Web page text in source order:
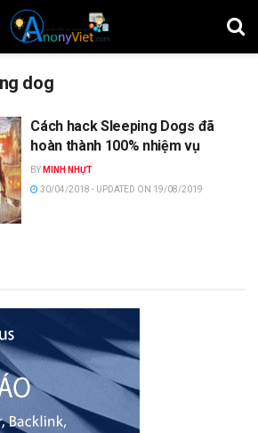
dog
Cách hack Sleeping Dogs đã
hoàn thành 100% nhiệm vụ
BY MINH NHỰT
30/04/2018 - UPDATED ON 19/08/2019